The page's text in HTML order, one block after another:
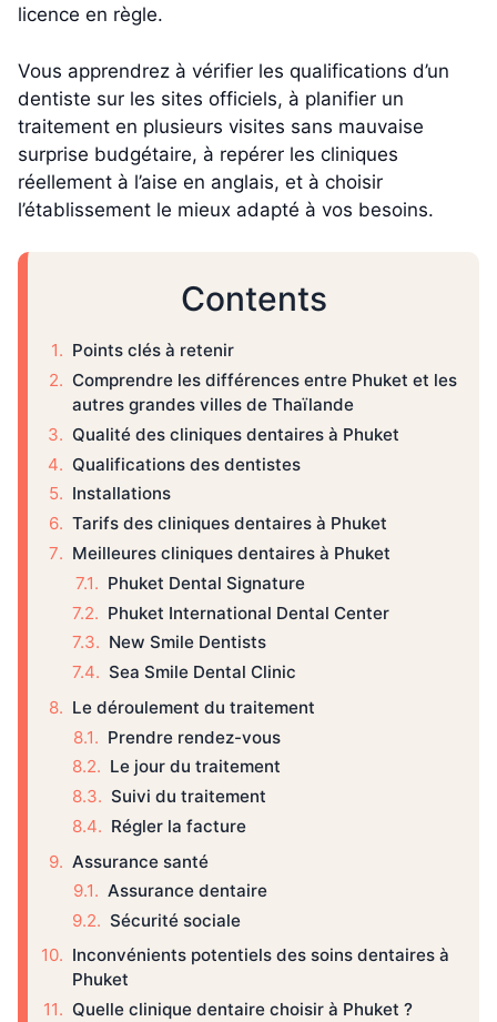
licence en règle.
Vous apprendrez à vérifier les qualifications d’un
dentiste sur les sites officiels, à planifier un
traitement en plusieurs visites sans mauvaise
surprise budgétaire, à repérer les cliniques
réellement à l’aise en anglais, et à choisir
l’établissement le mieux adapté à vos besoins.
Contents
Points clés à retenir
Comprendre les différences entre Phuket et les
autres grandes villes de Thaïlande
Qualité des cliniques dentaires à Phuket
Qualifications des dentistes
Installations
Tarifs des cliniques dentaires à Phuket
Meilleures cliniques dentaires à Phuket
Phuket Dental Signature
Phuket International Dental Center
New Smile Dentists
Sea Smile Dental Clinic
Le déroulement du traitement
Prendre rendez-vous
Le jour du traitement
Suivi du traitement
Régler la facture
Assurance santé
Assurance dentaire
Sécurité sociale
Inconvénients potentiels des soins dentaires à
Phuket
Quelle clinique dentaire choisir à Phuket ?